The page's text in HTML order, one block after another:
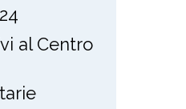
al Centro